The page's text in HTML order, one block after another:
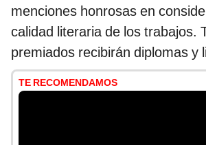
menciones honrosas en
calidad literaria de los trabajos.
premiados recibirán diplomas y
TE RECOMENDAMOS